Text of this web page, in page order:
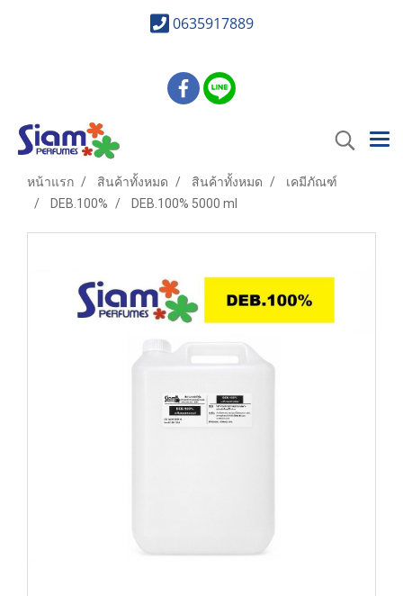
0635917889
หน้าแรก สินค้าทั้งหมด สินค้าทั้งหมด
เคมีภัณฑ์
DEB.100%
DEB.100% 5000 ml